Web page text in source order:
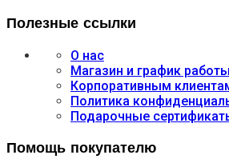
Полезные ссылки
О нас
Магазин и график работы
Корпоративным
Политика
Подарочные
Помощь покупателю